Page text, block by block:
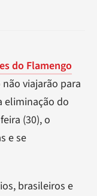
do Flamengo
viajarão para
eliminação do
(30), o
e se
brasileiros e